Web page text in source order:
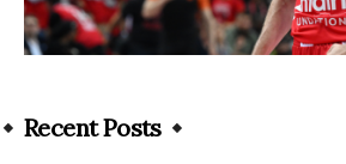
Recent Posts